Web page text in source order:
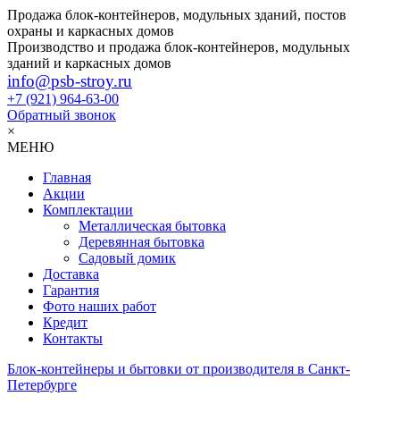
Продажа блок-контейнеров, модульных зданий, постов
охраны и каркасных домов
Производство и продажа блок-контейнеров, модульных
зданий и каркасных домов
info@psb-stroy.ru
+7 (921) 964-63-00
Обратный звонок
×
МЕНЮ
Главная
Акции
Комплектации
Металлическая бытовка
Деревянная бытовка
Садовый домик
Доставка
Гарантия
Фото наших работ
Кредит
Контакты
Блок-контейнеры и бытовки от производителя в Санкт-
Петербурге